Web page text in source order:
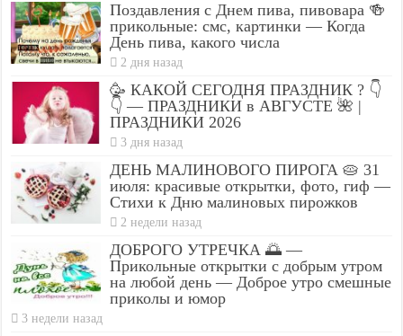
Поздавления с Днем пива, пивовара 🍻
прикольные: смс, картинки — Когда
День пива, какого числа
2 дня назад
🥳 КАКОЙ СЕГОДНЯ ПРАЗДНИК ? 👇
👇 — ПРАЗДНИКИ в АВГУСТЕ 🌺 |
ПРАЗДНИКИ 2026
3 дня назад
ДЕНЬ МАЛИНОВОГО ПИРОГА 🥧 31
июля: красивые открытки, фото, гиф —
Стихи к Дню малиновых пирожков
2 недели назад
ДОБРОГО УТРЕЧКА 🌅 —
Прикольные открытки с добрым утром
на любой день — Доброе утро смешные
приколы и юмор
3 недели назад